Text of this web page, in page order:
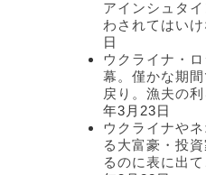
アインシュタ
わされてはいけ
日
ウクライナ・
幕。僅かな期
戻り。漁夫の
年3月23日
ウクライナや
る大富豪・投
るのに表に出